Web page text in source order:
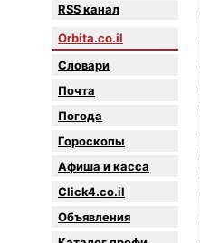
RSS канал
Orbita.co.il
Словари
Почта
Погода
Гороскопы
Афиша и касса
Click4.co.il
Объявления